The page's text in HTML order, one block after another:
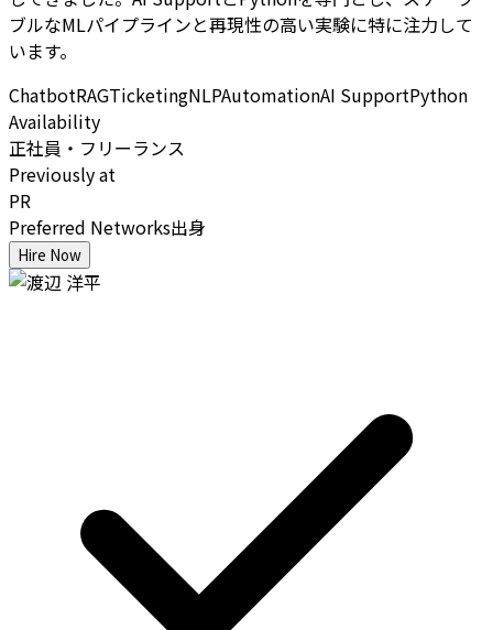
ブルなMLパイプラインと再現性の高い実験に特に注力して
います。
ChatbotRAGTicketingNLPAutomationAI SupportPython
Availability
正社員・フリーランス
Previously at
PR
Preferred Networks出身
Hire Now